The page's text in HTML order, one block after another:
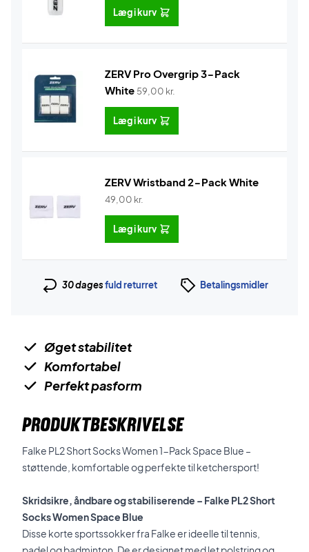
Læg i kurv
ZERV Pro Overgrip 3-Pack
White 59,00 kr.
Læg i kurv
ZERV Wristband 2-Pack White
49,00 kr.
Læg i kurv
30 dagesfuld returret Betalingsmidler
Øget stabilitet
Komfortabel
Perfekt pasform
PRODUKTBESKRIVELSE
Falke PL2 Short Socks Women 1-Pack Space Blue –
støttende, komfortable og perfekte til ketchersport!
Skridsikre, åndbare og stabiliserende – Falke PL2 Short
Socks Women Space Blue
Disse korte sportssokker fra Falke er ideelle til tennis,